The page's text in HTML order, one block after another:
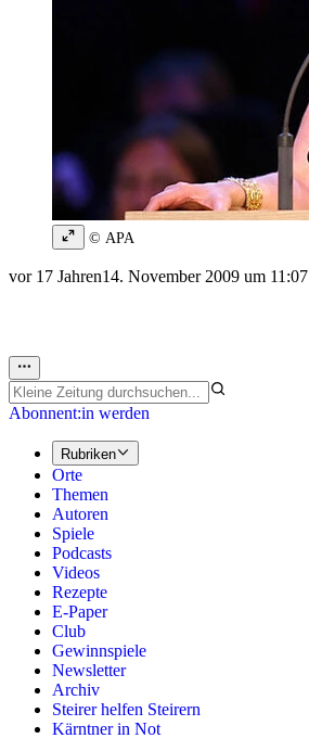
© APA
vor 17 Jahren14. November 2009 um 11:07
Abonnent:in werden
Rubriken
Orte
Themen
Autoren
Spiele
Podcasts
Videos
Rezepte
E-Paper
Club
Gewinnspiele
Newsletter
Archiv
Steirer helfen Steirern
Kärntner in Not